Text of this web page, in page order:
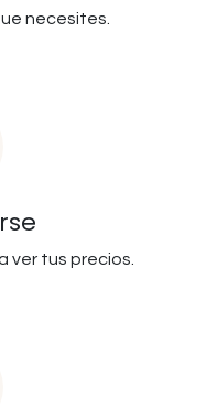
necesites.
ver tus precios.